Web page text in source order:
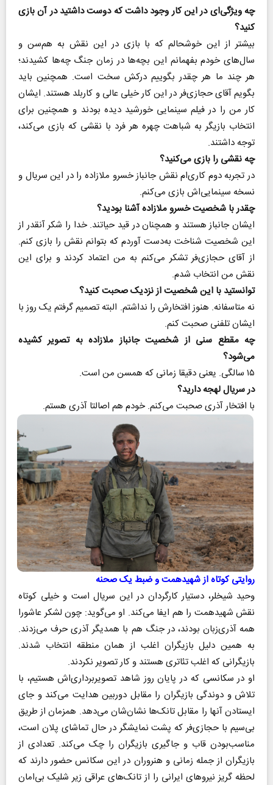
چه ویژگی‌ای در این کار وجود داشت که دوست داشتید در آن بازی
کنید؟
بیشتر از این خوشحالم که با بازی در این نقش به هم‌سن و
سال‌های خودم بفهمانم این بچه‌ها در زمان جنگ چه‌ها کشیدند؛
هر چند ما هر چقدر بگوییم درکش سخت است. همچنین باید
بگویم آقای حجازی‌فر در این کار خیلی عالی و کاربلد هستند. ایشان
کار من را در فیلم سینمایی خورشید دیده بودند و همچنین برای
انتخاب بازیگر به شباهت چهره هر فرد با نقشی که بازی می‌کند،
توجه داشتند.
چه نقشی را بازی می‌کنید؟
در تجربه دوم کاری‌ام نقش جانباز خسرو ملازاده را در این سریال و
نسخه سینمایی‌اش بازی می‌کنم.
چقدر با شخصیت خسرو ملازاده آشنا بودید؟
ایشان جانباز هستند و همچنان در قید حیاتند. خدا را شکر آنقدر از
این شخصیت شناخت به‌دست آوردم که بتوانم نقش را بازی کنم.
از آقای حجازی‌فر تشکر می‌کنم به من اعتماد کردند و برای این
نقش من انتخاب شدم.
توانستید با این شخصیت از نزدیک صحبت کنید؟
نه متاسفانه. هنوز افتخارش را نداشتم. البته تصمیم گرفتم یک روز با
ایشان تلفنی صحبت کنم.
چه مقطع سنی از شخصیت جانباز ملازاده به تصویر کشیده
می‌شود؟
۱۵ سالگی. یعنی دقیقا زمانی که همسن من است.
در سریال لهجه دارید؟
با افتخار آذری صحبت می‌کنم. خودم هم اصالتا آذری هستم.
روایتی کوتاه از شهیدهمت و ضبط یک صحنه
وحید شیخلر، دستیار کارگردان در این سریال است و خیلی کوتاه
نقش شهیدهمت را هم ایفا می‌کند. او می‌گوید: چون لشکر عاشورا
همه آذری‌زبان بودند، در جنگ هم با همدیگر آذری حرف می‌زدند.
به همین دلیل بازیگران اغلب از همان منطقه انتخاب شدند.
بازیگرانی که اغلب تئاتری هستند و کار تصویر نکردند.
او در سکانسی که در پایان روز شاهد تصویربرداری‌اش هستیم، با
تلاش و دوندگی بازیگران را مقابل دوربین هدایت می‌کند و جای
ایستادن آنها را مقابل تانک‌ها نشان‌شان می‌دهد. همزمان از طریق
بی‌سیم با حجازی‌فر که پشت نمایشگر در حال تماشای پلان است،
مناسب‌بودن قاب و جاگیری بازیگران را چک می‌کند. تعدادی از
بازیگران از جمله زمانی و هنروران در این سکانس حضور دارند که
لحظه گریز نیروهای ایرانی را از تانک‌های عراقی زیر شلیک بی‌امان